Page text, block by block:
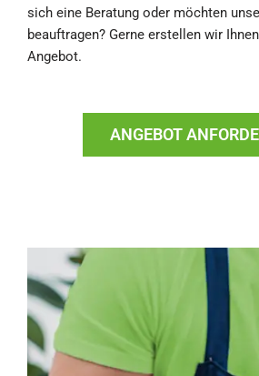
sich eine Beratung oder möchten
beauftragen? Gerne erstellen wir
Angebot.
ANGEBOT